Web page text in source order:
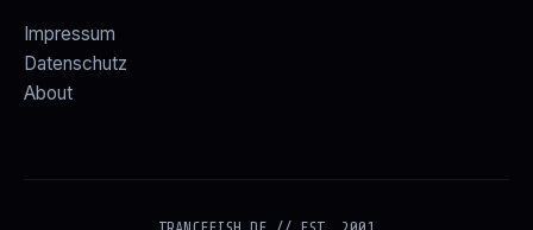
Impressum
Datenschutz
About